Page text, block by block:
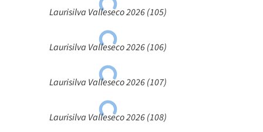
Laurisilva Valleseco 2026 (105)
Laurisilva Valleseco 2026 (106)
Laurisilva Valleseco 2026 (107)
Laurisilva Valleseco 2026 (108)